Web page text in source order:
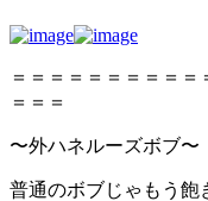
＝＝＝＝＝＝＝＝＝
＝＝＝
〜外ハネルーズボブ〜
普通のボブじゃもう飽